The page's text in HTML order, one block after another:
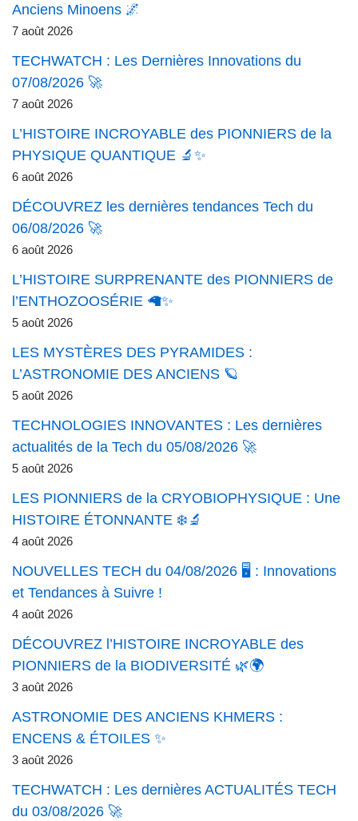
Anciens Minoens 🌌
7 août 2026
TECHWATCH : Les Dernières Innovations du
07/08/2026 🚀
7 août 2026
L’HISTOIRE INCROYABLE des PIONNIERS de la
PHYSIQUE QUANTIQUE 🔬✨
6 août 2026
DÉCOUVREZ les dernières tendances Tech du
06/08/2026 🚀
6 août 2026
L’HISTOIRE SURPRENANTE des PIONNIERS de
l’ENTHOZOOSÉRIE 🦙✨
5 août 2026
LES MYSTÈRES DES PYRAMIDES :
L’ASTRONOMIE DES ANCIENS 🪐
5 août 2026
TECHNOLOGIES INNOVANTES : Les dernières
actualités de la Tech du 05/08/2026 🚀
5 août 2026
LES PIONNIERS de la CRYOBIOPHYSIQUE : Une
HISTOIRE ÉTONNANTE ❄️🔬
4 août 2026
NOUVELLES TECH du 04/08/2026 🖥️ : Innovations
et Tendances à Suivre !
4 août 2026
DÉCOUVREZ l’HISTOIRE INCROYABLE des
PIONNIERS de la BIODIVERSITÉ 🌿🌍
3 août 2026
ASTRONOMIE DES ANCIENS KHMERS :
ENCENS & ÉTOILES ✨
3 août 2026
TECHWATCH : Les dernières ACTUALITÉS TECH
du 03/08/2026 🚀